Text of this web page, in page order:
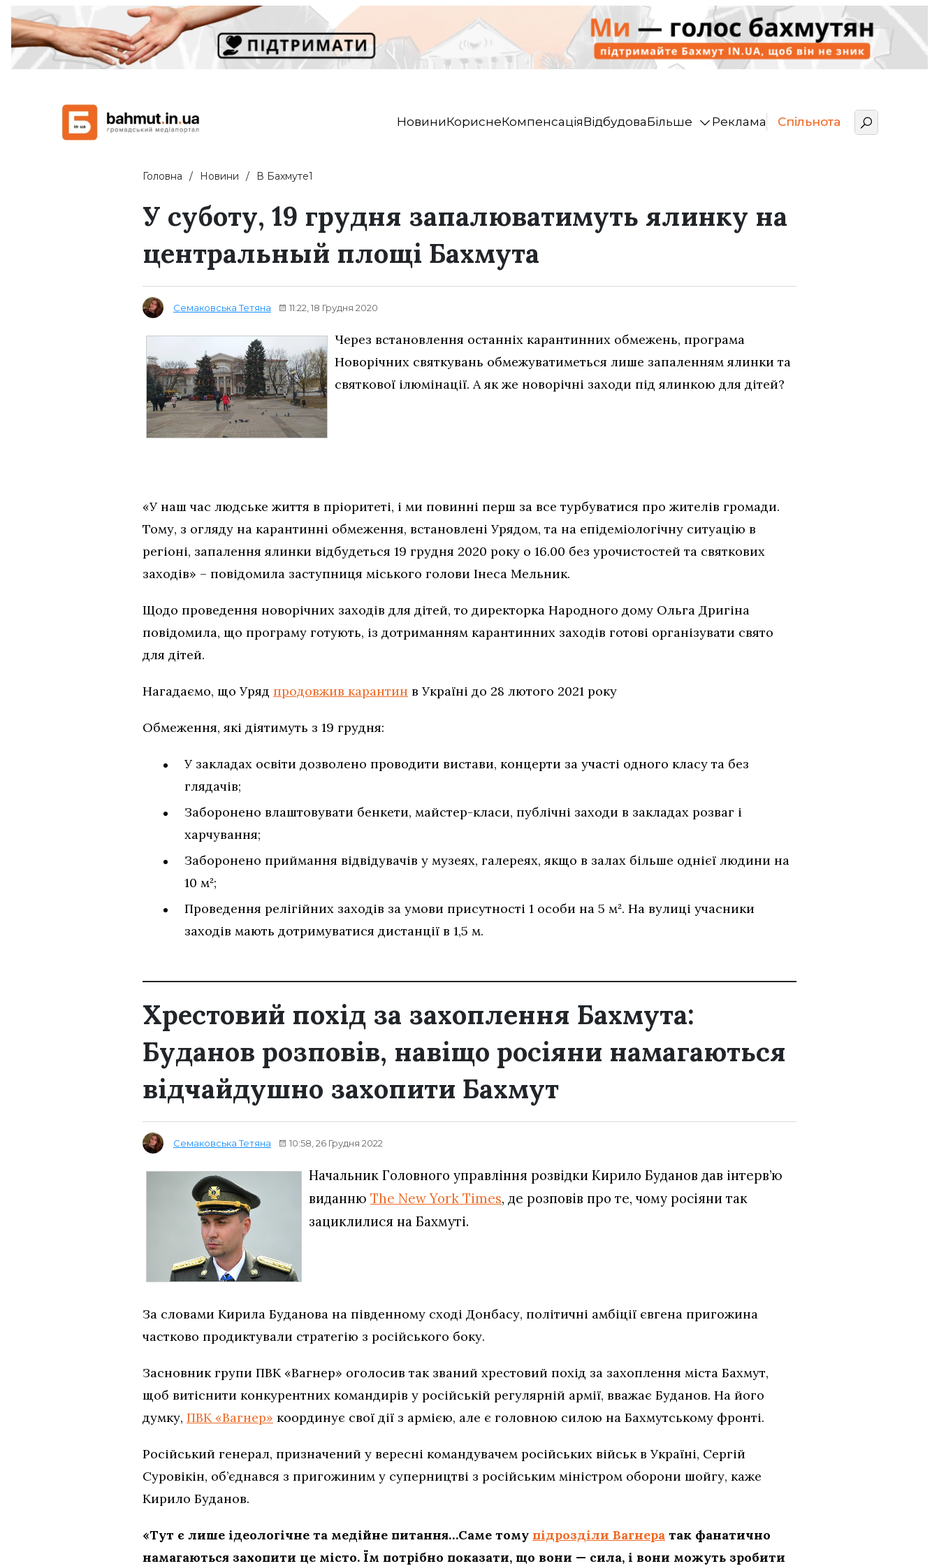
НовиниКориснеКомпенсаціяВідбудоваБільше Реклама Спільнота
Головна Новини В Бахмуте1
У суботу, 19 грудня запалюватимуть ялинку на
центральный площі Бахмута
Семаковська Тетяна 11:22, 18 Грудня 2020
Через встановлення останніх карантинних обмежень, програма
Новорічних святкувань обмежуватиметься лише запаленням ялинки та
святкової ілюмінації. А як же новорічні заходи під ялинкою для дітей?
«У наш час людське життя в пріоритеті, і ми повинні перш за все турбуватися про жителів громади.
Тому, з огляду на карантинні обмеження, встановлені Урядом, та на епідеміологічну ситуацію в
регіоні, запалення ялинки відбудеться 19 грудня 2020 року о 16.00 без урочистостей та святкових
заходів» – повідомила заступниця міського голови Інеса Мельник.
Щодо проведення новорічних заходів для дітей, то директорка Народного дому Ольга Дригіна
повідомила, що програму готують, із дотриманням карантинних заходів готові організувати свято
для дітей.
Нагадаємо, що Уряд продовжив карантин в Україні до 28 лютого 2021 року
Обмеження, які діятимуть з 19 грудня:
У закладах освіти дозволено проводити вистави, концерти за участі одного класу та без
глядачів;
Заборонено влаштовувати бенкети, майстер-класи, публічні заходи в закладах розваг і
харчування;
Заборонено приймання відвідувачів у музеях, галереях, якщо в залах більше однієї людини на
10 м²;
Проведення релігійних заходів за умови присутності 1 особи на 5 м². На вулиці учасники
заходів мають дотримуватися дистанції в 1,5 м.
Хрестовий похід за захоплення Бахмута:
Буданов розповів, навіщо росіяни намагаються
відчайдушно захопити Бахмут
Семаковська Тетяна 10:58, 26 Грудня 2022
Начальник Головного управління розвідки Кирило Буданов дав інтерв’ю
виданню The New York Times, де розповів про те, чому росіяни так
зациклилися на Бахмуті.
За словами Кирила Буданова на південному сході Донбасу, політичні амбіції євгена пригожина
частково продиктували стратегію з російського боку.
Засновник групи ПВК «Вагнер» оголосив так званий хрестовий похід за захоплення міста Бахмут,
щоб витіснити конкурентних командирів у російській регулярній армії, вважає Буданов. На його
думку, ПВК «Вагнер» координує свої дії з армією, але є головною силою на Бахмутському фронті.
Російський генерал, призначений у вересні командувачем російських військ в Україні, Сергій
Суровікін, об’єднався з пригожиним у суперництві з російським міністром оборони шойгу, каже
Кирило Буданов.
«Тут є лише ідеологічне та медійне питання…Саме тому підрозділи Вагнера так фанатично
намагаються захопити це місто. Їм потрібно показати, що вони — сила, і вони можуть зробити